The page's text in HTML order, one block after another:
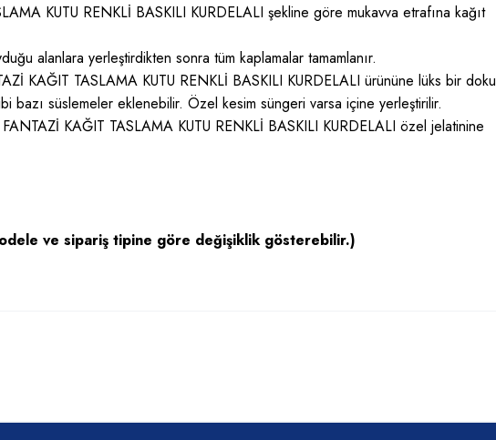
KUTU RENKLİ BASKILI KURDELALI şekline göre mukavva etrafına kağıt
alanlara yerleştirdikten sonra tüm kaplamalar tamamlanır.
KAĞIT TASLAMA KUTU RENKLİ BASKILI KURDELALI ürününe lüks bir
bazı süslemeler eklenebilir. Özel kesim süngeri varsa içine yerleştirilir.
KAĞIT TASLAMA KUTU RENKLİ BASKILI KURDELALI özel jelatinine
ve sipariş tipine göre değişiklik gösterebilir.)